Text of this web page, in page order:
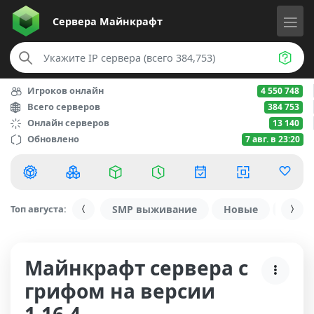
Сервера Майнкрафт
Игроков онлайн 4 550 748
Всего серверов 384 753
Онлайн серверов 13 140
Обновлено 7 авг. в 23:20
Топ августа: SMP выживание Новые С
Майнкрафт сервера с
грифом на версии